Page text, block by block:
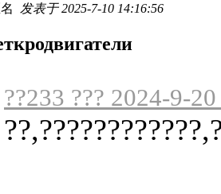
发表于 2025-7-10 14:16:56
??233 ??? 2024-9-